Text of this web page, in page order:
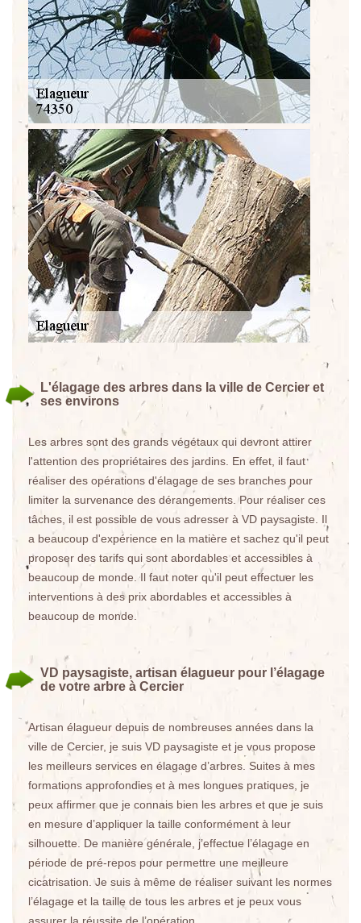
L'élagage des arbres dans la ville de Cercier et
ses environs
Les arbres sont des grands végétaux qui devront attirer
l'attention des propriétaires des jardins. En effet, il faut
réaliser des opérations d'élagage de ses branches pour
limiter la survenance des dérangements. Pour réaliser ces
tâches, il est possible de vous adresser à VD paysagiste. Il
a beaucoup d'expérience en la matière et sachez qu'il peut
proposer des tarifs qui sont abordables et accessibles à
beaucoup de monde. Il faut noter qu'il peut effectuer les
interventions à des prix abordables et accessibles à
beaucoup de monde.
VD paysagiste, artisan élagueur pour l’élagage
de votre arbre à Cercier
Artisan élagueur depuis de nombreuses années dans la
ville de Cercier, je suis VD paysagiste et je vous propose
les meilleurs services en élagage d’arbres. Suites à mes
formations approfondies et à mes longues pratiques, je
peux affirmer que je connais bien les arbres et que je suis
en mesure d’appliquer la taille conformément à leur
silhouette. De manière générale, j’effectue l’élagage en
période de pré-repos pour permettre une meilleure
cicatrisation. Je suis à même de réaliser suivant les normes
l’élagage et la taille de tous les arbres et je peux vous